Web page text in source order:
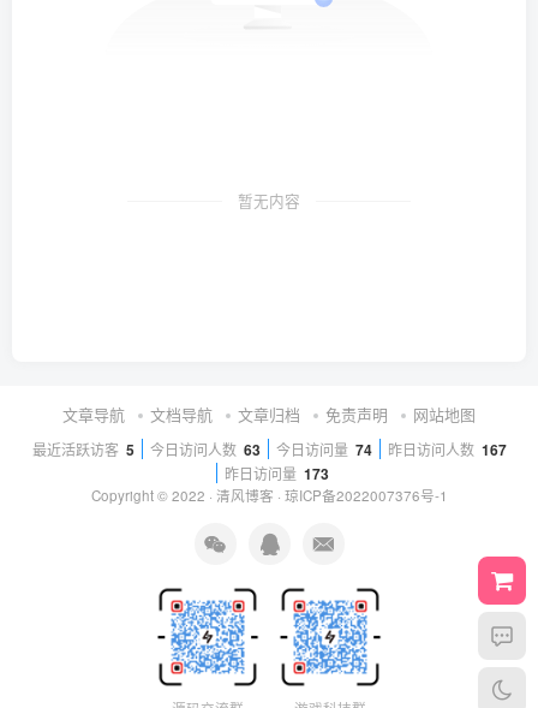
暂无内容
文章导航 文档导航 文章归档 免责声明 网站地图
最近活跃访客 5 今日访问人数 63 今日访问量 74 昨日访问人数 167
昨日访问量 173
Copyright © 2022 · 清风博客 · 琼ICP备2022007376号-1